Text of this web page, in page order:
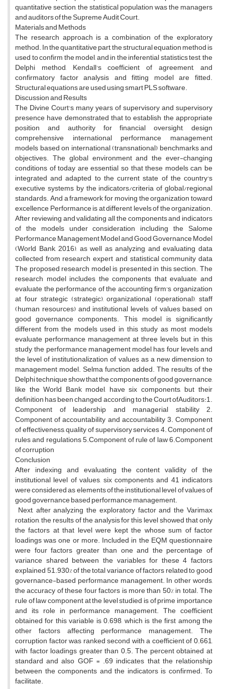
quantitative section, the statistical population was the managers
and auditors of the Supreme Audit Court.
Materials and Methods
The research approach is a combination of the exploratory
method. In the quantitative part, the structural equation method is
used to confirm the model, and in the inferential statistics test, the
Delphi method, Kendall's coefficient of agreement, and
confirmatory factor analysis and fitting model are fitted.
Structural equations are used using smart PLS software.
Discussion and Results
The Divine Court's many years of supervisory and supervisory
presence have demonstrated that to establish the appropriate
position and authority for financial oversight, design
comprehensive international performance management
models based on international (transnational) benchmarks and
objectives. The global environment and the ever-changing
conditions of today are essential so that these models can be
integrated and adapted to the current state of the country's
executive systems by the indicators/criteria of global/regional
standards. And a framework for moving the organization toward
excellence Performance is at different levels of the organization.
After reviewing and validating all the components and indicators
of the models under consideration including the Salome
Performance Management Model and Good Governance Model
(World Bank, 2016), as well as analyzing and evaluating data
collected from research expert and statistical community data
The proposed research model is presented in this section. The
research model includes the components that evaluate and
evaluate the performance of the accounting firm's organization
at four strategic (strategic), organizational (operational), staff
(human resources) and institutional levels of values ​​based on
good governance components. This model is significantly
different from the models used in this study as most models
evaluate performance management at three levels but in this
study, the performance management model has four levels and
the level of institutionalization of values ​​as a new dimension to
management model. Selma function added. The results of the
Delphi technique show that the components of good governance,
like the World Bank model, have six components, but their
definition has been changed according to the Court ofAuditors:1.
Component of leadership and managerial stability 2.
Component of accountability and accountability 3. Component
of effectiveness, quality of supervisory services 4. Component of
rules and regulations 5.Component of rule of law 6.Component
of corruption
Conclusion
After indexing and evaluating the content validity of the
institutional level of values, six components and 41 indicators
were considered as elements of the institutional level of values ​​of
good governance based performance management.
Next, after analyzing the exploratory factor and the Varimax
rotation, the results of the analysis for this level showed that only
the factors at that level were kept the whose sum of factor
loadings was one or more. Included in the EQM questionnaire
were four factors greater than one and the percentage of
variance shared between the variables for these 4 factors
explained 51.930% of the total variance of factors related to good
governance-based performance management. In other words,
the accuracy of these four factors is more than 50% in total. The
rule of law component at the level studied is of prime importance
and its role in performance management. The coefficient
obtained for this variable is 0.698, which is the first among the
other factors affecting performance management. The
corruption factor was ranked second with a coefficient of 0.661,
with factor loadings greater than 0.5. The percent obtained at
standard and also GOF = .69 indicates that the relationship
between the components and the indicators is confirmed. To
facilitate.